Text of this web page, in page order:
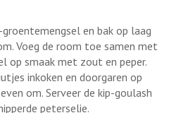
en bak op laag
Voeg de room toe samen met
op smaak met zout en peper.
inkoken en doorgaren op
om. Serveer de kip-goulash
peterselie.